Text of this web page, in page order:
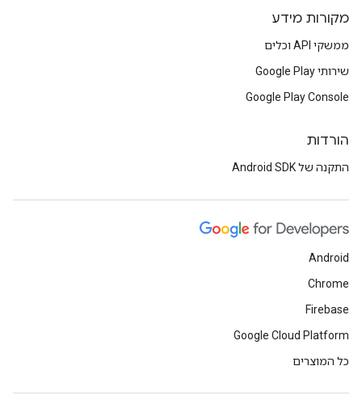
מקורות מידע
ממשקי API וכלים
שירותי Google Play
Google Play Console
הורדות
התקנה של Android SDK
Android
Chrome
Firebase
Google Cloud Platform
כל המוצרים